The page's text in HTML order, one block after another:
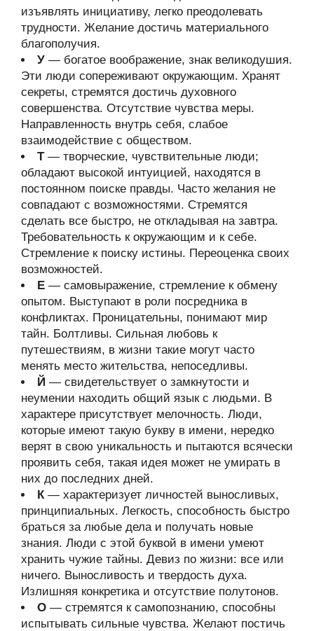
изъявлять инициативу, легко преодолевать
трудности. Желание достичь материального
благополучия.
У — богатое воображение, знак великодушия.
Эти люди сопереживают окружающим. Хранят
секреты, стремятся достичь духовного
совершенства. Отсутствие чувства меры.
Направленность внутрь себя, слабое
взаимодействие с обществом.
Т— творческие, чувствительные люди;
обладают высокой интуицией, находятся в
постоянном поиске правды. Часто желания не
совпадают с возможностями. Стремятся
сделать все быстро, не откладывая на завтра.
Требовательность к окружающим и к себе.
Стремление к поиску истины. Переоценка своих
возможностей.
Е — самовыражение, стремление к обмену
опытом. Выступают в роли посредника в
конфликтах. Проницательны, понимают мир
тайн. Болтливы. Сильная любовь к
путешествиям, в жизни такие могут часто
менять место жительства, непоседливы.
Й — свидетельствует о замкнутости и
неумении находить общий язык с людьми. В
характере присутствует мелочность. Люди,
которые имеют такую букву в имени, нередко
верят в свою уникальность и пытаются всячески
проявить себя, такая идея может не умирать в
них до последних дней.
К— характеризует личностей выносливых,
принципиальных. Легкость, способность быстро
браться за любые дела и получать новые
знания. Люди с этой буквой в имени умеют
хранить чужие тайны. Девиз по жизни: все или
ничего. Выносливость и твердость духа.
Излишняя конкретика и отсутствие полутонов.
О — стремятся к самопознанию, способны
испытывать сильные чувства. Желают постичь